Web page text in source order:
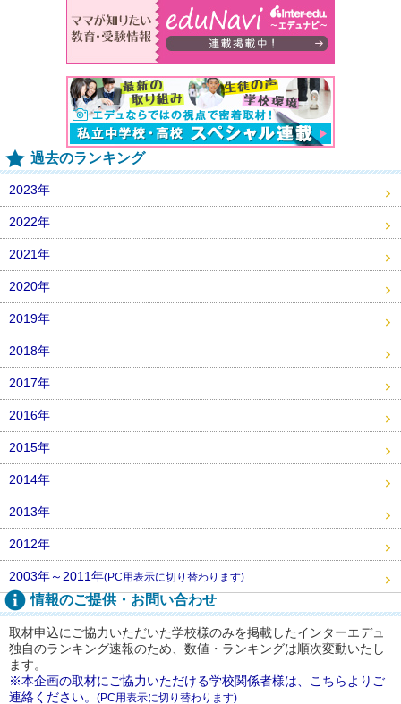
過去のランキング
2023年
2022年
2021年
2020年
2019年
2018年
2017年
2016年
2015年
2014年
2013年
2012年
2003年～2011年(PC用表示に切り替わります)
情報のご提供・お問い合わせ
取材申込にご協力いただいた学校様のみを掲載したインターエデュ
独自のランキング速報のため、数値・ランキングは順次変動いたし
ます。
※本企画の取材にご協力いただける学校関係者様は、こちらよりご
連絡ください。 (PC用表示に切り替わります)